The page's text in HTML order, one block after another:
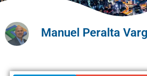
Manuel Peralta